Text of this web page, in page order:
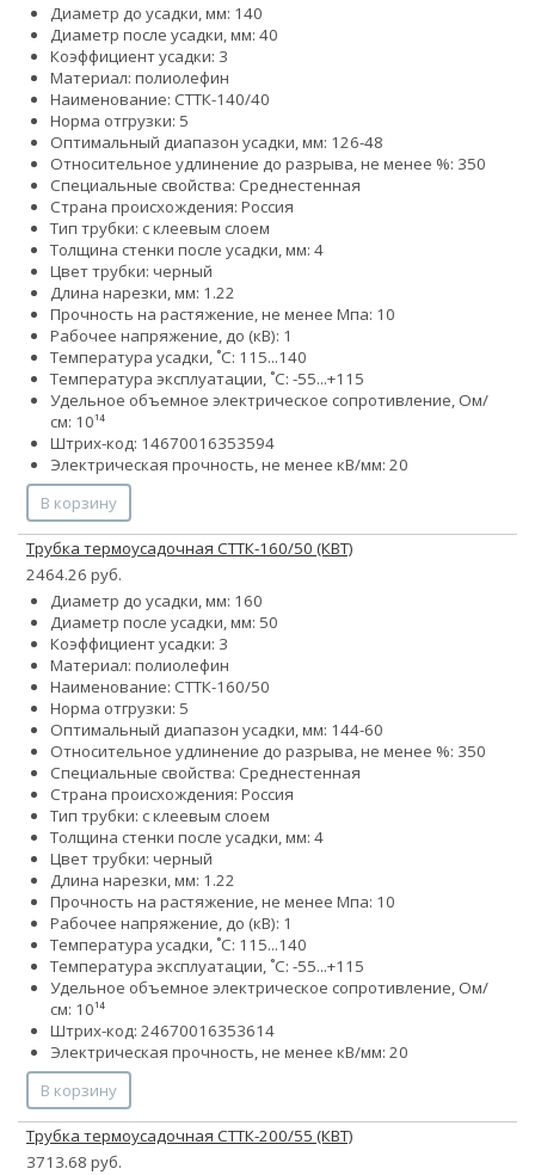
Диаметр до усадки, мм: 140
Диаметр после усадки, мм: 40
Коэффициент усадки: 3
Материал: полиолефин
Наименование: СТТК-140/40
Норма отгрузки: 5
Оптимальный диапазон усадки, мм: 126-48
Относительное удлинение до разрыва, не менее %: 350
Специальные свойства: Среднестенная
Страна происхождения: Россия
Тип трубки: с клеевым слоем
Толщина стенки после усадки, мм: 4
Цвет трубки: черный
Длина нарезки, мм: 1.22
Прочность на растяжение, не менее Мпа: 10
Рабочее напряжение, до (кВ): 1
Температура усадки, ˚С: 115...140
Температура эксплуатации, ˚С: -55...+115
Удельное объемное электрическое сопротивление, Ом/
см: 10¹⁴
Штрих-код: 14670016353594
Электрическая прочность, не менее кВ/мм: 20
В корзину
Трубка термоусадочная СТТК-160/50 (КВТ)
2464.26 руб.
Диаметр до усадки, мм: 160
Диаметр после усадки, мм: 50
Коэффициент усадки: 3
Материал: полиолефин
Наименование: СТТК-160/50
Норма отгрузки: 5
Оптимальный диапазон усадки, мм: 144-60
Относительное удлинение до разрыва, не менее %: 350
Специальные свойства: Среднестенная
Страна происхождения: Россия
Тип трубки: с клеевым слоем
Толщина стенки после усадки, мм: 4
Цвет трубки: черный
Длина нарезки, мм: 1.22
Прочность на растяжение, не менее Мпа: 10
Рабочее напряжение, до (кВ): 1
Температура усадки, ˚С: 115...140
Температура эксплуатации, ˚С: -55...+115
Удельное объемное электрическое сопротивление, Ом/
см: 10¹⁴
Штрих-код: 24670016353614
Электрическая прочность, не менее кВ/мм: 20
В корзину
Трубка термоусадочная СТТК-200/55 (КВТ)
3713.68 руб.